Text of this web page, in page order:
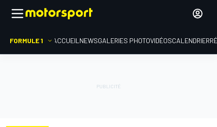
FORMULE 1 ACCUEIL NEWSGALERIES PHOTOVIDÉOSCALENDRIER